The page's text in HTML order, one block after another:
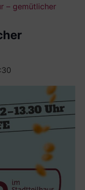
– gemütlicher